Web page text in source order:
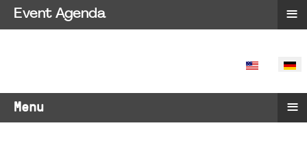
SPRACHE
Menu ≡
Event Agenda ≡